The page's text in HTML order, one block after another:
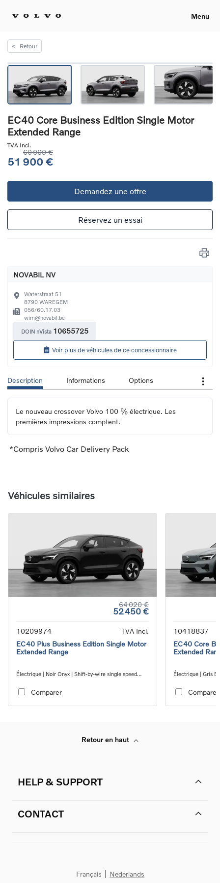
Menu
< Retour
EC40 Core Business Edition Single Motor
Extended Range
TVA Incl.
60 000 €
51 900 €
Demandez une offre
Réservez un essai
NOVABIL NV
Waterstraat 51
8790 WAREGEM
056/60.17.03
wim@novabil.be
DOIN nVista 10655725
Voir plus de véhicules de ce concessionnaire
Description Informations Options
Le nouveau crossover Volvo 100 % électrique. Les
premières impressions comptent.
*Compris Volvo Car Delivery Pack
Véhicules similaires
64 020 €
52 450 €
10209974
TVA Incl.
EC40 Plus Business Edition Single Motor
Extended Range
Électrique | Noir Onyx | Shift-by-wire single speed
Comparer
10418837
EC40 Core
Extended
Électrique | Gris
Comparer
Retour en haut
HELP & SUPPORT
CONTACT
Français Nederlands